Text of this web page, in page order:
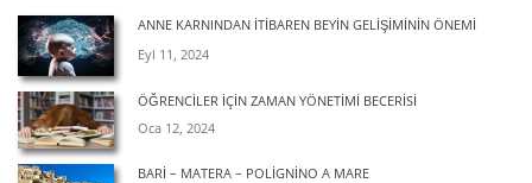
ANNE KARNINDAN İTIBAREN BEYIN GELIŞIMININ ÖNEMI
Eyl 11, 2024
ÖĞRENCILER İÇIN ZAMAN YÖNETIMI BECERISI
Oca 12, 2024
BARİ – MATERA – POLİGNİNO A MARE